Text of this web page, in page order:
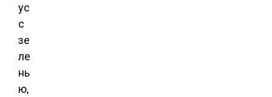
ус
с
зе
ле
нь
ю,